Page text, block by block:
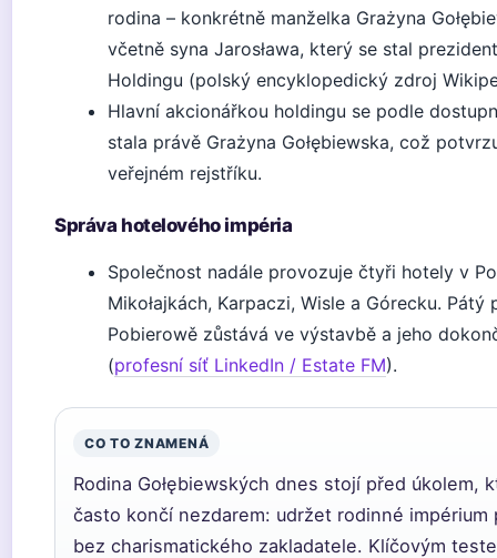
rodina – konkrétně manželka Grażyna
včetně syna Jarosława, který se stal
Holdingu (polský encyklopedický zdroj
Hlavní akcionářkou holdingu se podle
stala právě Grażyna Gołębiewska, což
veřejném rejstříku.
Správa hotelového impéria
Společnost nadále provozuje čtyři hotely v
Mikołajkách, Karpaczi, Wisle a Górecku. Pátý
Pobierowě zůstává ve výstavbě a jeho
(profesní síť LinkedIn / Estate FM).
CO TO ZNAMENÁ
Rodina Gołębiewských dnes stojí před úkolem,
často končí nezdarem: udržet rodinné impérium
bez charismatického zakladatele. Klíčovým